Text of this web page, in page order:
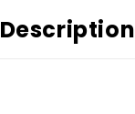
Description